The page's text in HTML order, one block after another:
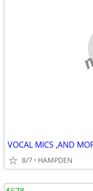
VOCAL MICS ,AND
8/7 HAMPDEN